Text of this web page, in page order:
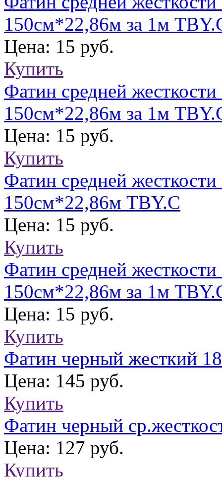
150см*22,86м за 1м
Цена: 15 руб.
Купить
Фатин средней
150см*22,86м за 1м
Цена: 15 руб.
Купить
Фатин средней
150см*22,86м TBY.C
Цена: 15 руб.
Купить
Фатин средней
150см*22,86м за 1м
Цена: 15 руб.
Купить
Фатин черный жесткий
Цена: 145 руб.
Купить
Фатин черный
Цена: 127 руб.
Купить